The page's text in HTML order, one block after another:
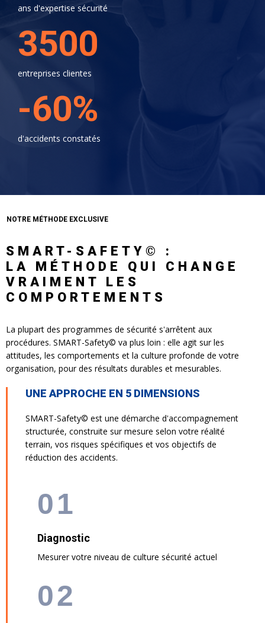
ans d'expertise sécurité
3500
entreprises clientes
-60%
d'accidents constatés
NOTRE MÉTHODE EXCLUSIVE
SMART-SAFETY© :
LA MÉTHODE QUI CHANGE
VRAIMENT LES
COMPORTEMENTS
La plupart des programmes de sécurité s'arrêtent aux
procédures. SMART-Safety© va plus loin : elle agit sur les
attitudes, les comportements et la culture profonde de votre
organisation, pour des résultats durables et mesurables.
UNE APPROCHE EN 5 DIMENSIONS
SMART-Safety© est une démarche d'accompagnement
structurée, construite sur mesure selon votre réalité
terrain, vos risques spécifiques et vos objectifs de
réduction des accidents.
01
Diagnostic
Mesurer votre niveau de culture sécurité actuel
02